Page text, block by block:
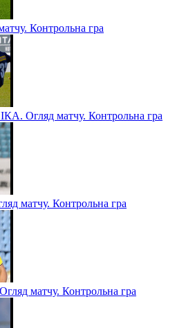
Контрольна гра
Огляд матчу. Контрольна гра
матчу. Контрольна гра
матчу. Контрольна гра